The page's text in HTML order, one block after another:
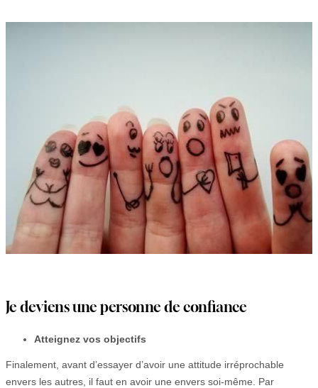
Je deviens une personne de confiance
Atteignez vos objectifs
Finalement, avant d’essayer d’avoir une attitude irréprochable
envers les autres, il faut en avoir une envers soi-même. Par